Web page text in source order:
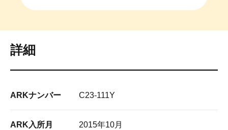
詳細
ARKナンバー C23-111Y
ARK入所月 2015年10月